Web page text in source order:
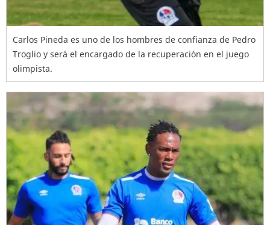
Carlos Pineda es uno de los hombres de confianza de Pedro
Troglio y será el encargado de la recuperación en el juego
olimpista.